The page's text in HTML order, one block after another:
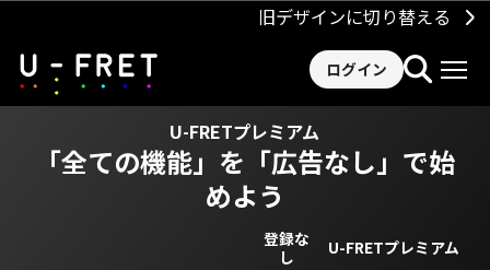
旧デザインに切り替える
ログイン
U-FRETプレミアム
「全ての機能」を 「広告なし」で始
めよう
登録な
し
U-FRETプレミアム